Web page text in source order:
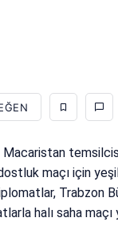
maçı için yeşil
Trabzon
halı saha maçı